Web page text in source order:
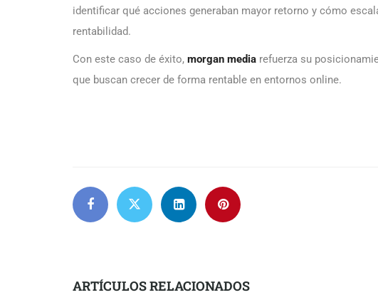
identificar qué acciones generaban mayor retorno y cómo
rentabilidad.
Con este caso de éxito, morgan media refuerza su
que buscan crecer de forma rentable en entornos online.
ARTÍCULOS RELACIONADOS